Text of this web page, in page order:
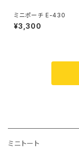
ミニポーチ E-430
¥3,300
ミニトート